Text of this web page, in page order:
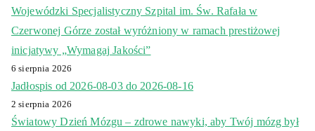
Wojewódzki Specjalistyczny Szpital im. Św. Rafała w
Czerwonej Górze został wyróżniony w ramach prestiżowej
inicjatywy „Wymagaj Jakości”
6 sierpnia 2026
Jadłospis od 2026-08-03 do 2026-08-16
2 sierpnia 2026
Światowy Dzień Mózgu – zdrowe nawyki, aby Twój mózg był